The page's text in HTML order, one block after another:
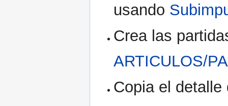
usando
Crea las
ARTICULOS/
Copia el